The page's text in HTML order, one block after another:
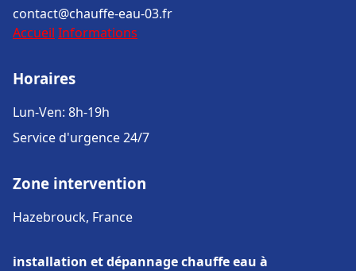
contact@chauffe-eau-03.fr
Accueil Informations
Horaires
Lun-Ven: 8h-19h
Service d'urgence 24/7
Zone intervention
Hazebrouck, France
installation et dépannage chauffe eau à